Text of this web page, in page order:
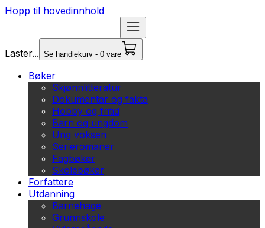
Hopp til hovedinnhold
Laster... Se handlekurv - 0 vare
Bøker
Skjønnlitteratur
Dokumentar og fakta
Hobby og fritid
Barn og ungdom
Ung voksen
Serieromaner
Fagbøker
Skolebøker
Forfattere
Utdanning
Barnehage
Grunnskole